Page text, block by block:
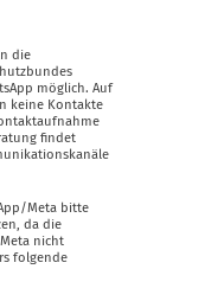
die
möglich. Auf
keine Kontakte
findet
Meta bitte
da die
nicht
folgende